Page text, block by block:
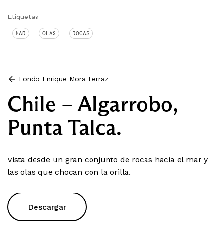
Etiquetas
MAR OLAS ROCAS
Fondo Enrique Mora Ferraz
Chile – Algarrobo,
Punta Talca.
Vista desde un gran conjunto de rocas hacia el mar y
las olas que chocan con la orilla.
Descargar